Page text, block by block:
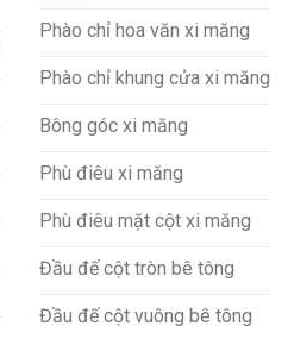
Phào chỉ hoa văn xi măng
Phào chỉ khung cửa xi măng
Bông góc xi măng
Phù điêu xi măng
Phù điêu mặt cột xi măng
Đầu đế cột tròn bê tông
Đầu đế cột vuông bê tông